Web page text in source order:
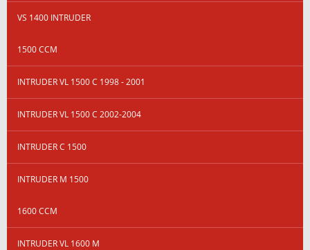
VS 1400 INTRUDER
1500 CCM
INTRUDER VL 1500 C 1998 - 2001
INTRUDER VL 1500 C 2002-2004
INTRUDER C 1500
INTRUDER M 1500
1600 CCM
INTRUDER VL 1600 M